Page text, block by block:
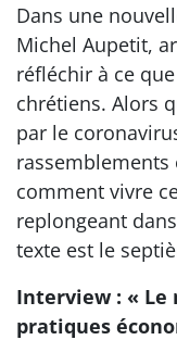
Dans une
Michel Aupetit,
réfléchir à ce
chrétiens. Alors
par le
rassemblements
comment vivre
replongeant
texte est le
Interview : «
pratiques